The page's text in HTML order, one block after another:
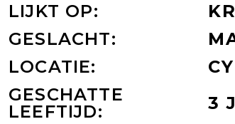
LIJKT OP:
GESLACHT:
LOCATIE:
GESCHATTE
LEEFTIJD:
3